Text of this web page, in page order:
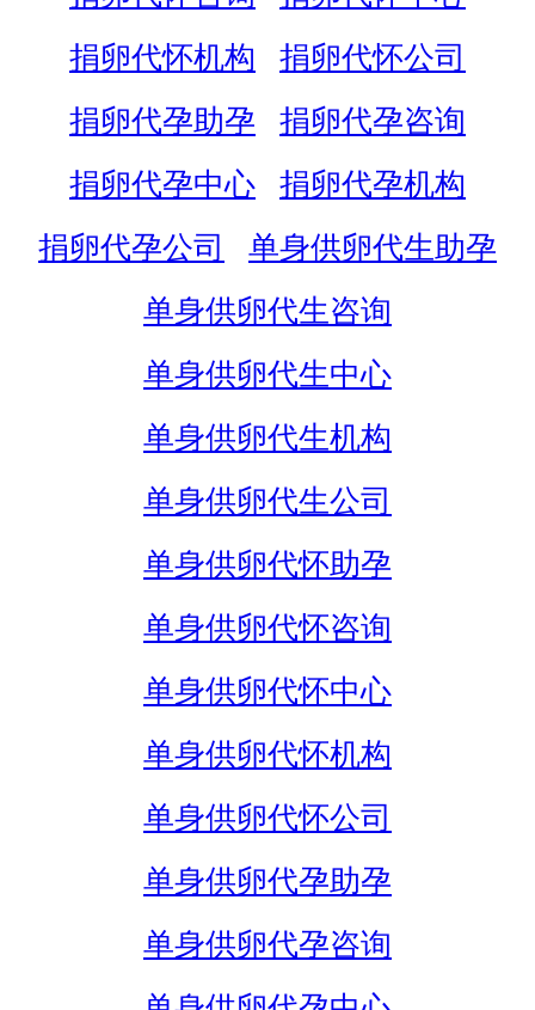
捐卵代怀机构
捐卵代怀公司
捐卵代孕助孕
捐卵代孕咨询
捐卵代孕中心
捐卵代孕机构
捐卵代孕公司
单身供卵代生助孕
单身供卵代生咨询
单身供卵代生中心
单身供卵代生机构
单身供卵代生公司
单身供卵代怀助孕
单身供卵代怀咨询
单身供卵代怀中心
单身供卵代怀机构
单身供卵代怀公司
单身供卵代孕助孕
单身供卵代孕咨询